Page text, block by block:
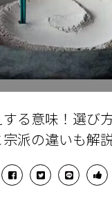
る意味！選び
派の違いも解